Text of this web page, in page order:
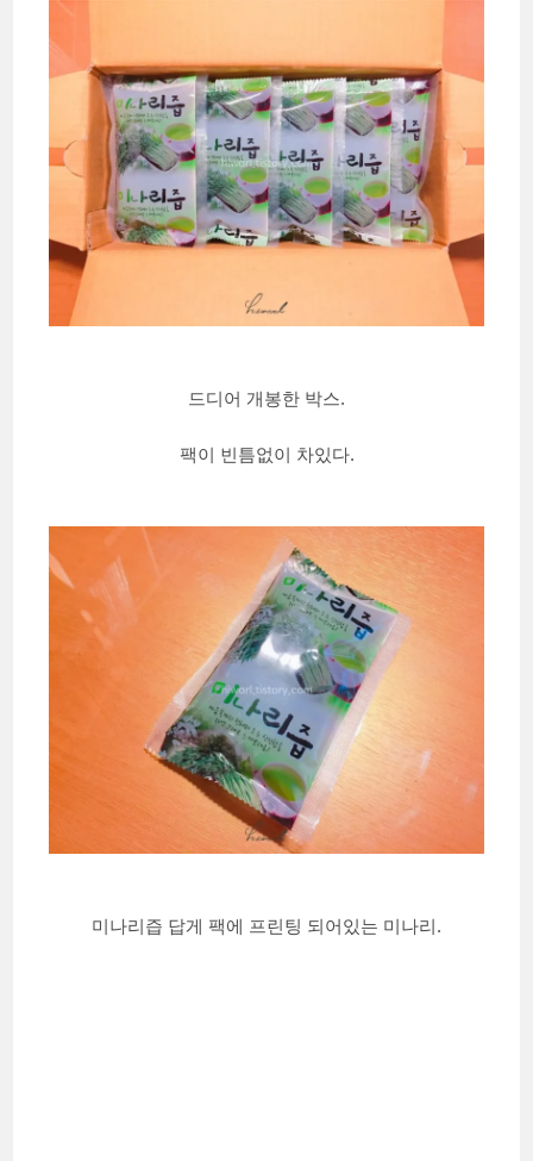
드디어 개봉한 박스.
팩이 빈틈없이 차있다.
미나리즙 답게 팩에 프린팅 되어있는 미나리.